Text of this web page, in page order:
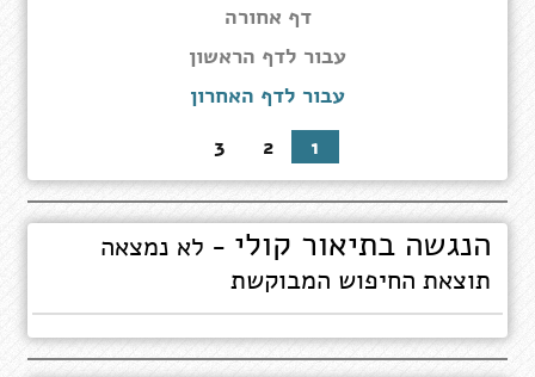
דף אחורה
עבור
הראשון
עבור לדף הראשון
עבור לדף האחרון
1
2
3
הנגשה בתיאור קולי - לא נמצאה
תוצאת החיפוש המבוקשת